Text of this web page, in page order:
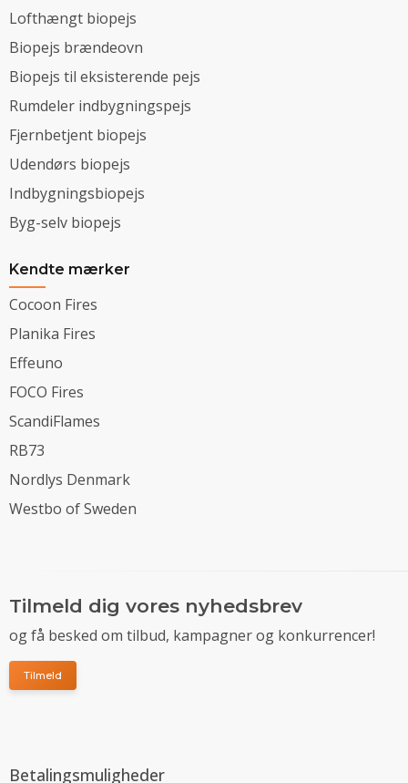
Lofthængt biopejs
Biopejs brændeovn
Biopejs til eksisterende pejs
Rumdeler indbygningspejs
Fjernbetjent biopejs
Udendørs biopejs
Indbygningsbiopejs
Byg-selv biopejs
Kendte mærker
Cocoon Fires
Planika Fires
Effeuno
FOCO Fires
ScandiFlames
RB73
Nordlys Denmark
Westbo of Sweden
Tilmeld dig vores nyhedsbrev
og få besked om tilbud, kampagner og konkurrencer!
Tilmeld
Betalingsmuligheder